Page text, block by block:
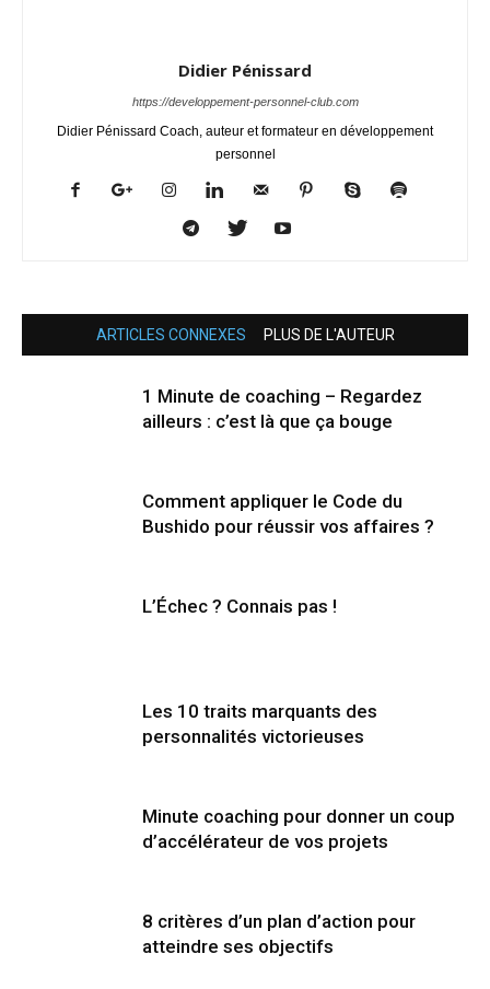
Didier Pénissard
https://developpement-personnel-club.com
Didier Pénissard Coach, auteur et formateur en développement
personnel
ARTICLES CONNEXES PLUS DE L'AUTEUR
1 Minute de coaching – Regardez
ailleurs : c’est là que ça bouge
Comment appliquer le Code du
Bushido pour réussir vos affaires ?
L’Échec ? Connais pas !
Les 10 traits marquants des
personnalités victorieuses
Minute coaching pour donner un coup
d’accélérateur de vos projets
8 critères d’un plan d’action pour
atteindre ses objectifs